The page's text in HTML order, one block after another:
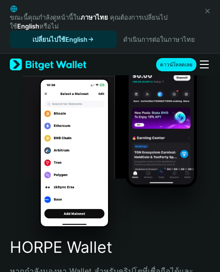
English
日本語
Tiếng Việt
Español (Latinoamérica)
Türkçe
Italiano
Português (Portugal)
Bahasa Indonesia
Português (Brasil)
Español (Argentina)
ขณะนี้คุณกำลังดูหน้านี้ในภาษาไทย คุณต้องการเปลี่ยนไป
ใช้Englishหรือไม่
เปลี่ยนไปใช้English
ดำเนินการต่อในภาษาไทย
ดาวน์โหลดเลย
HORPE Wallet